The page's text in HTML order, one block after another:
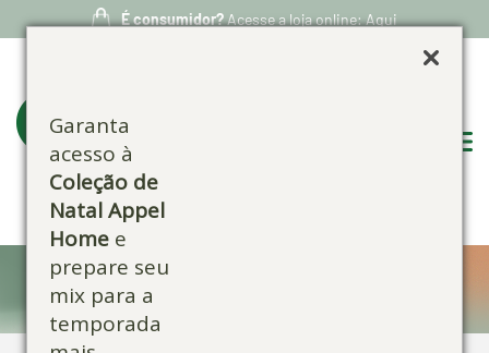
Garanta
acesso à
Coleção de
Natal Appel
Home e
prepare seu
mix para a
temporada
É consumidor?Acesse a loja online: Aqui